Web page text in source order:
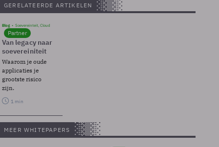
GERELATEERDE ARTIKELEN
Blog Soevereinteit, Cloud
Partner
Van legacy naar
soevereiniteit
Waarom je oude
applicaties je
grootste risico
zijn.
1 min
MEER WHITEPAPERS